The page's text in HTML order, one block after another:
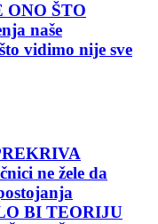
ŠTO
naše
vidimo nije sve
ne žele da
BI TEORIJU